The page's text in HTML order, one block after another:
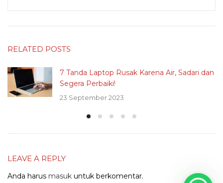
RELATED POSTS
7 Tanda Laptop Rusak Karena Air, Sadari dan
Segera Perbaiki!
23 September 2023
LEAVE A REPLY
Anda harus masuk untuk berkomentar.